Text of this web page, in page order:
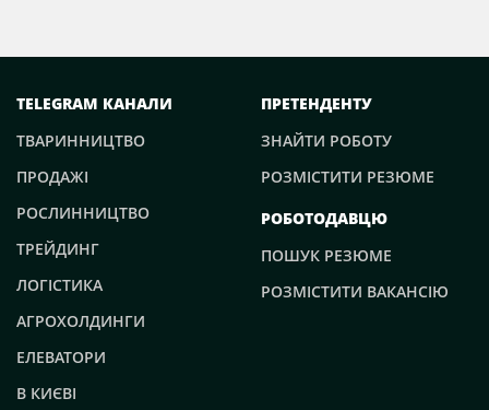
TELEGRAM КАНАЛИ
ТВАРИННИЦТВО
ПРОДАЖІ
РОСЛИННИЦТВО
ТРЕЙДИНГ
ЛОГІСТИКА
АГРОХОЛДИНГИ
ЕЛЕВАТОРИ
В КИЄВІ
ПРЕТЕНДЕНТУ
ЗНАЙТИ РОБОТУ
РОЗМІСТИТИ РЕЗЮМЕ
РОБОТОДАВЦЮ
ПОШУК РЕЗЮМЕ
РОЗМІСТИТИ ВАКАНСІЮ